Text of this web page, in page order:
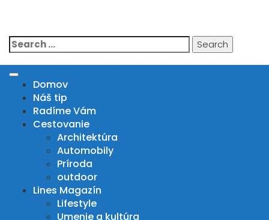
Search
for:
Domov
Náš tip
Radíme Vám
Cestovanie
Architektúra
Automobily
Príroda
outdoor
Lines Magazín
Lifestyle
Umenie a kultúra